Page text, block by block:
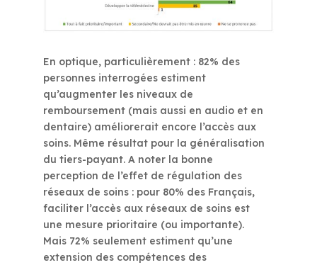
En optique, particulièrement : 82% des
personnes interrogées estiment
qu’augmenter les niveaux de
remboursement (mais aussi en audio et en
dentaire) améliorerait encore l’accès aux
soins. Même résultat pour la généralisation
du tiers-payant. A noter la bonne
perception de l’effet de régulation des
réseaux de soins : pour 80% des Français,
faciliter l’accès aux réseaux de soins est
une mesure prioritaire (ou importante).
Mais 72% seulement estiment qu’une
extension des compétences des